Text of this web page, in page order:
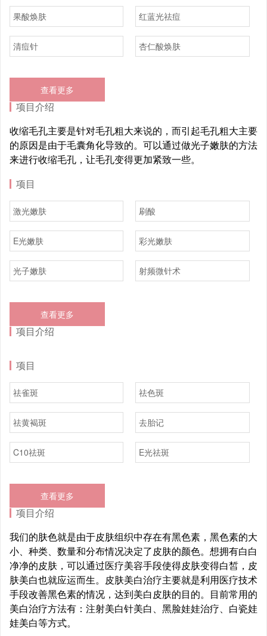
果酸焕肤 红蓝光祛痘
清痘针 杏仁酸焕肤
查看更多
项目介绍
收缩毛孔主要是针对毛孔粗大来说的，而引起毛孔粗大主要
的原因是由于毛囊角化导致的。可以通过做光子嫩肤的方法
来进行收缩毛孔，让毛孔变得更加紧致一些。
项目
激光嫩肤 刷酸
E光嫩肤 彩光嫩肤
光子嫩肤 射频微针术
查看更多
项目介绍
项目
祛雀斑 祛色斑
祛黄褐斑 去胎记
C10祛斑 E光祛斑
查看更多
项目介绍
我们的肤色就是由于皮肤组织中存在有黑色素，黑色素的大
小、种类、数量和分布情况决定了皮肤的颜色。想拥有白白
净净的皮肤，可以通过医疗美容手段使得皮肤变得白皙，皮
肤美白也就应运而生。皮肤美白治疗主要就是利用医疗技术
手段改善黑色素的情况，达到美白皮肤的目的。目前常用的
美白治疗方法有：注射美白针美白、黑脸娃娃治疗、白瓷娃
娃美白等方式。